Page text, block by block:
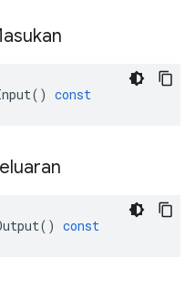
() const
() const